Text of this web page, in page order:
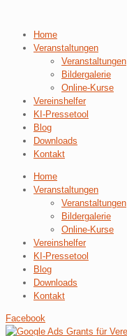
Home
Veranstaltungen
Veranstaltungen
Bildergalerie
Online-Kurse
Vereinshelfer
KI-Pressetool
Blog
Downloads
Kontakt
Home
Veranstaltungen
Veranstaltungen
Bildergalerie
Online-Kurse
Vereinshelfer
KI-Pressetool
Blog
Downloads
Kontakt
Facebook